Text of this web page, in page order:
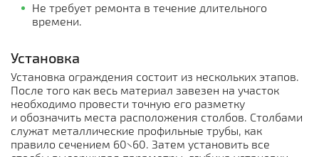
Не требует ремонта в течение длительного
времени.
Установка
Установка ограждения состоит из нескольких этапов.
После того как весь материал завезен на участок
необходимо провести точную его разметку
и обозначить места расположения столбов. Столбами
служат металлические профильные трубы, как
правило сечением 60×60. Затем установить все